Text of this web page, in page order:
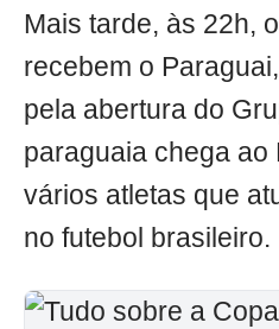
Mais tarde, às 22h,
recebem o
pela abertura do
paraguaia chega ao
vários atletas que
no futebol brasileiro.